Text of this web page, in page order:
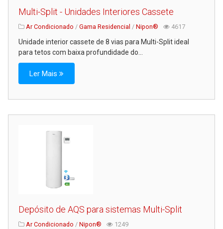
Multi-Split - Unidades Interiores Cassete
Ar Condicionado / Gama Residencial / Nipon® 4617
Unidade interior cassete de 8 vias para Multi-Split ideal
para tetos com baixa profundidade do...
Ler Mais
Depósito de AQS para sistemas Multi-Split
Ar Condicionado / Nipon® 1249